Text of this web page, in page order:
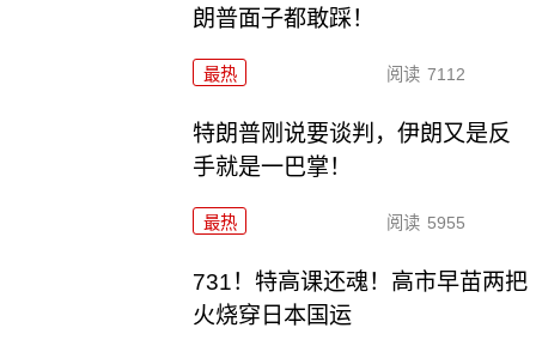
朗普面子都敢踩！
最热 阅读 7112
特朗普刚说要谈判，伊朗又是反
手就是一巴掌！
最热 阅读 5955
731！特高课还魂！高市早苗两把
火烧穿日本国运